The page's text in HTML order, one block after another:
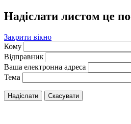
Надіслати листом це
Закрити вікно
Кому
Відправник
Ваша електронна адреса
Тема
Надіслати Скасувати